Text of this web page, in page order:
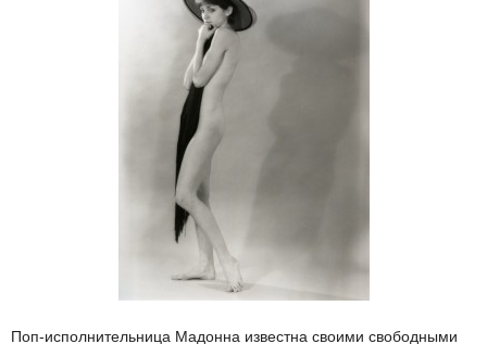
Поп-исполнительница Мадонна известна своими свободными